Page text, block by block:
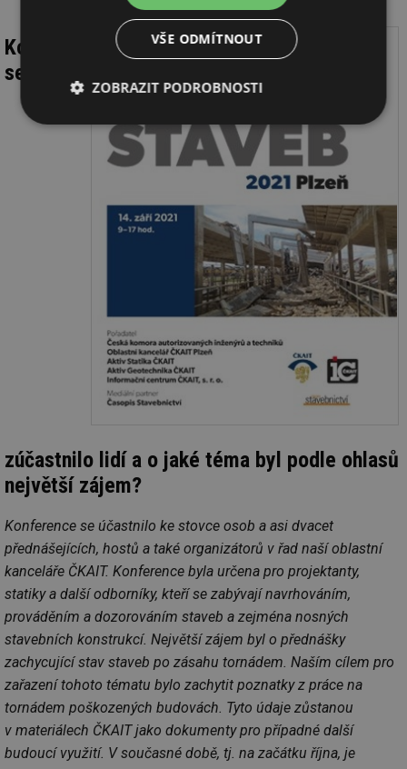
Kolik
se
zúčastnilo lidí a o jaké téma byl podle ohlasů
největší zájem?
Konference se účastnilo ke stovce osob a asi dvacet
přednášejících, hostů a také organizátorů v řad naší oblastní
kanceláře ČKAIT. Konference byla určena pro projektanty,
statiky a další odborníky, kteří se zabývají navrhováním,
prováděním a dozorováním staveb a zejména nosných
stavebních konstrukcí. Největší zájem byl o přednášky
zachycující stav staveb po zásahu tornádem. Naším cílem pro
zařazení tohoto tématu bylo zachytit poznatky z práce na
tornádem poškozených budovách. Tyto údaje zůstanou
v materiálech ČKAIT jako dokumenty pro případné další
budoucí využití. V současné době, tj. na začátku října, je
VŠE ODMÍTNOUT
ZOBRAZIT PODROBNOSTI
Nezbytně
nutné
soubory
Výkonové
soubory
Soubory
cílení
Funkční soubory
Nezařazené
soubory
Nezbytně nutné soubory
Výkonové soubory
Soubory cílení
Nezbytně nutné soubory cookie umožňují základní
funkce webových stránek, jako je přihlášení
uživatele a správa účtu. Webové stránky nelze bez
nezbytně nutných souborů cookie správně používat.
Název
Provider/
Doména
g_state
.forum.tzb-
info.cz
Zavřením
prohlížeče
g_csrf_token
.forum.tzb-
Zavřením
id
konference.tzb-
info.cz
1 rok
_hjAbsoluteSessionInProgress
Hotjar Ltd
.tzb-info.cz
29 minut
59 sekund